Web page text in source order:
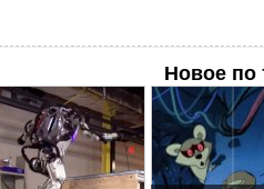
Новое по